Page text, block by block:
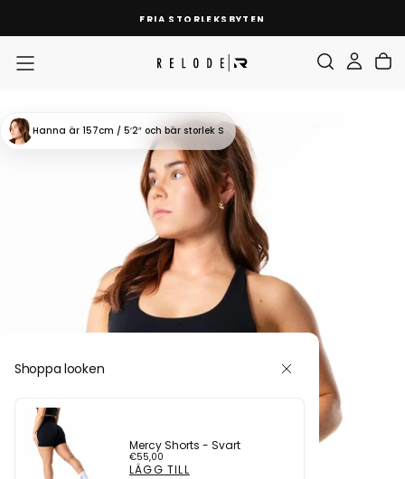
INNEHÅLL
FRIA STORLEKSBYTEN
Hanna är 157cm / 5′2″ och bär storlek S
Shoppa looken
Mercy Shorts - Svart
Ordinarie
pris
€55,00
LÄGG TILL